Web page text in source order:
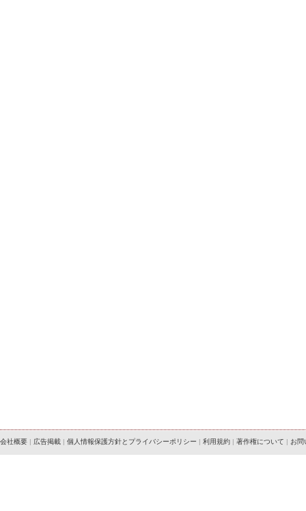
会社概要 | 広告掲載 | 個人情報保護方針とプライバシーポリシー | 利用規約 | 著作権について | お問